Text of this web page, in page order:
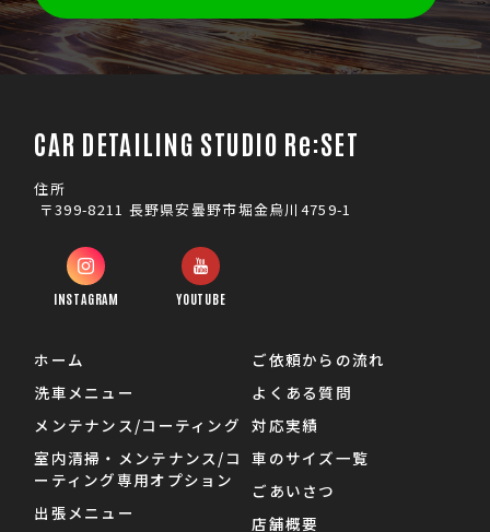
CAR DETAILING STUDIO Re:SET
住所
〒399-8211 長野県安曇野市堀金烏川4759-1
INSTAGRAM YOUTUBE
ホーム
洗車メニュー
メンテナンス/コーティング
室内清掃・メンテナンス/コ
ーティング専用オプション
出張メニュー
ご依頼からの流れ
よくある質問
対応実績
車のサイズ一覧
ごあいさつ
店舗概要